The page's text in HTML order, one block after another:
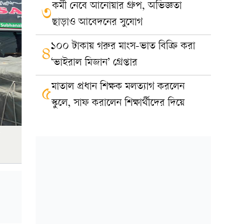
৩কর্মী নেবে আনোয়ার গ্রুপ, অভিজ্ঞতা
ছাড়াও আবেদনের সুযোগ
৪১০০ টাকায় গরুর মাংস-ভাত বিক্রি করা
‘ভাইরাল মিজান’ গ্রেপ্তার
৫মাতাল প্রধান শিক্ষক মলত্যাগ করলেন
স্কুলে, সাফ করালেন শিক্ষার্থীদের দিয়ে